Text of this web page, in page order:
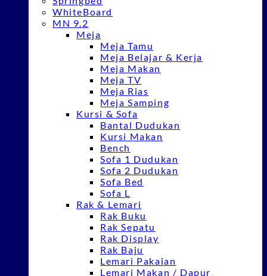
WhiteBoard
MN 9.2
Meja
Meja Tamu
Meja Belajar & Kerja
Meja Makan
Meja TV
Meja Rias
Meja Samping
Kursi & Sofa
Bantal Dudukan
Kursi Makan
Bench
Sofa 1 Dudukan
Sofa 2 Dudukan
Sofa Bed
Sofa L
Rak & Lemari
Rak Buku
Rak Sepatu
Rak Display
Rak Baju
Lemari Pakaian
Lemari Makan / Dapur